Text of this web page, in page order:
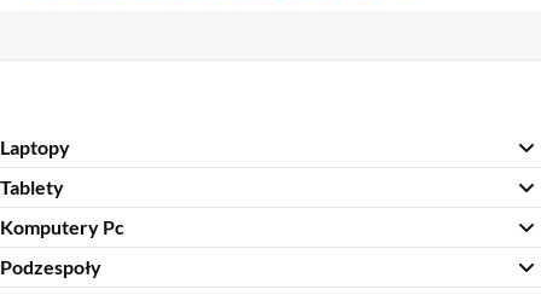
Laptopy
Tablety
Komputery Pc
Podzespoły